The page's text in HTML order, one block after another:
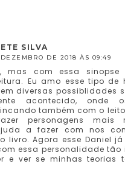
SILVA
DE 2018 ÀS 09:49
mas com essa sinopse
Eu amo esse tipo de
diversas possiblidades
acontecido, onde
também com o
personagens
a fazer com nos
livro. Agora esse Daniel
essa personalidade tão
e ver se minhas teorias